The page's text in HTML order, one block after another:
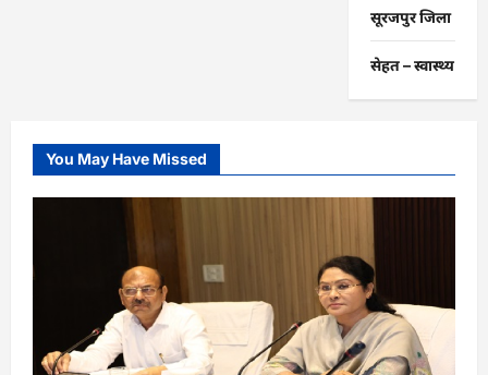
सूरजपुर जिला
सेहत – स्‍वास्‍थ्‍य
You May Have Missed